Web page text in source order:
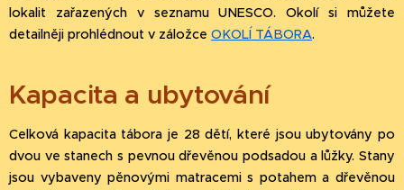
lokalit zařazených v seznamu UNESCO. Okolí si můžete
detailněji prohlédnout v záložce OKOLÍ TÁBORA.
Kapacita a ubytování
Celková kapacita tábora je 28 dětí, které jsou ubytovány po
dvou ve stanech s pevnou dřevěnou podsadou a lůžky. Stany
jsou vybaveny pěnovými matracemi s potahem a dřevěnou